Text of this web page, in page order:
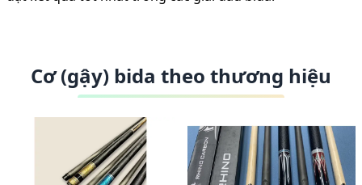
Cơ (gậy) bida theo thương hiệu